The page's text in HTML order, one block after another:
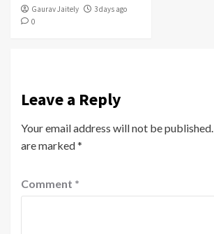
Gaurav Jaitely
3 days ago
0
Leave a Reply
Your email address will not be published.
are marked*
Comment *